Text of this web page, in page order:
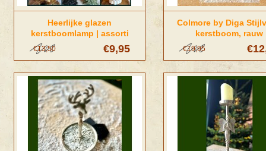
Heerlijke glazen
kerstboomlamp | assorti
€9,95
€13,50
Colmore by Diga
kerstboom, rauw
zilver/roestkleurig |
€19,95